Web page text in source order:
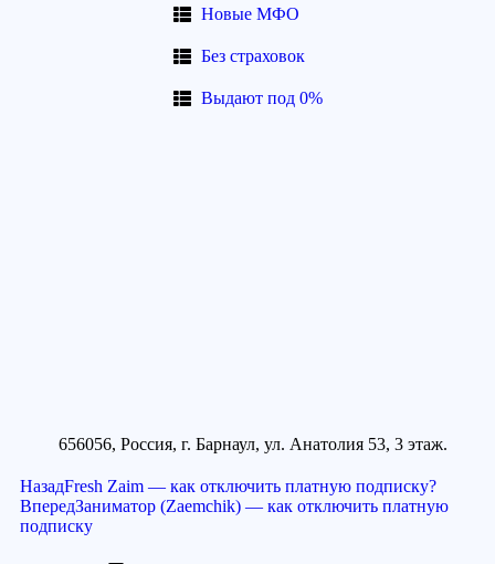
Новые МФО
Без страховок
Выдают под 0%
656056, Россия, г. Барнаул, ул. Анатолия 53, 3 этаж.
НазадFresh Zaim — как отключить платную подписку?
ВпередЗаниматор (Zaemchik) — как отключить платную
подписку